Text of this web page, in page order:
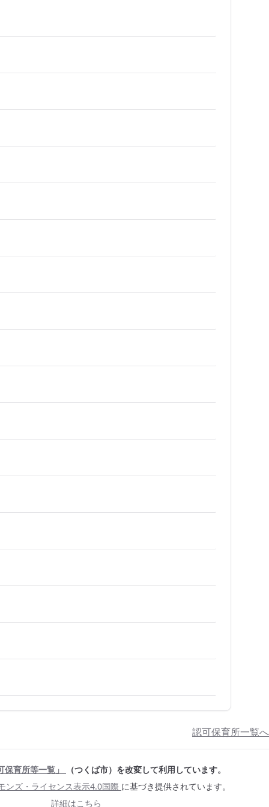
認可保育所一覧へ
保育所等一覧」
（つくば市）を改変して利用しています。
ンズ・ライセンス表示4.0国際 に基づき提供されています。
詳細はこちら